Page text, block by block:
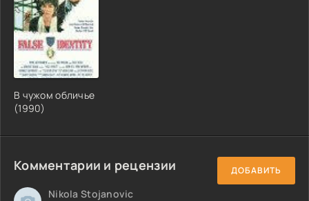
В чужом обличье
(1990)
Комментарии и рецензии ДОБАВИТЬ
Nikola Stojanovic